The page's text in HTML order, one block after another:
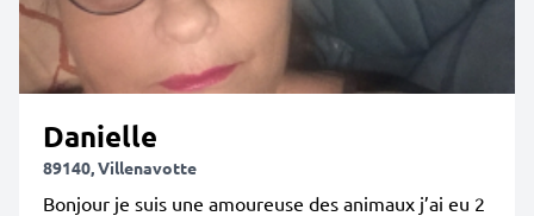
Danielle
89140, Villenavotte
Bonjour je suis une amoureuse des animaux j’ai eu 2